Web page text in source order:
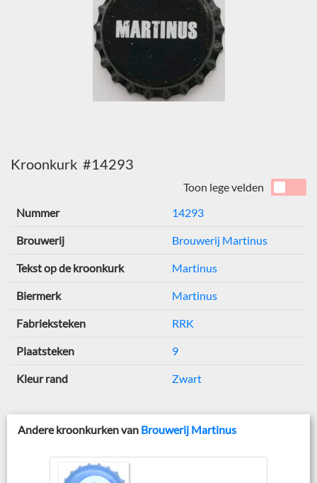
Kroonkurk #14293
Toon lege velden
Nummer
14293
Brouwerij Brouwerij Martinus
Tekst op de kroonkurk Martinus
Biermerk Martinus
Fabrieksteken RRK
Plaatsteken 9
Kleur rand Zwart
Andere kroonkurken van Brouwerij Martinus